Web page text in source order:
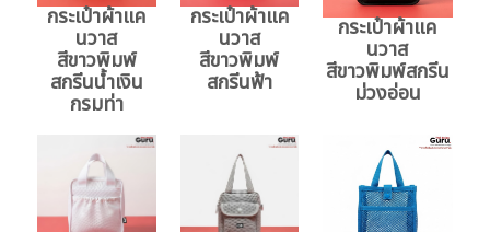
กระเป๋าผ้าแค
นวาส
สีขาวพิมพ์
สกรีนน้ำเงิน
กรมท่า
กระเป๋าผ้าแค
นวาส
สีขาวพิมพ์
สกรีนฟ้า
กระเป๋าผ้าแค
นวาส
สีขาวพิมพ์สกรีน
ม่วงอ่อน